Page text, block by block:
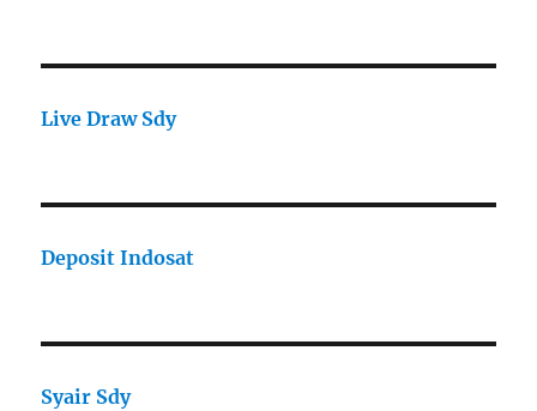
Live Draw Sdy
Deposit Indosat
Syair Sdy